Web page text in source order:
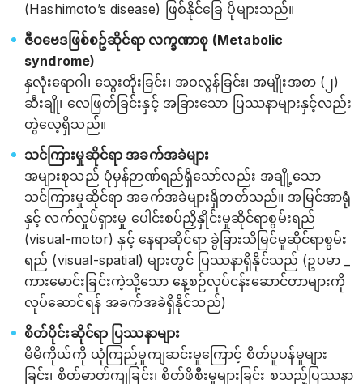
(Hashimoto’s disease) ဖြစ်နိုင်ခြေ ပိုများသည်။
ဇီဝဗေဒဖြစ်စဥ်ဆိုင်ရာ လက္ခဏာစု (Metabolic
syndrome)
နှလုံးရောဂါ၊ သွေးတိုးခြင်း၊ အဝလွန်ခြင်း၊ အမျိုးအစာ (၂)
ဆီးချို၊ လေဖြတ်ခြင်းနှင့် အခြားသော ပြဿနာများနှင့်လည်း
တွဲလေ့ရှိသည်။
သင်ကြားမှုဆိုင်ရာ အခက်အခဲများ
အများစုသည် ပုံမှန်ဉာဏ်ရည်ရှိသော်လည်း အချို့သော
သင်ကြားမှုဆိုင်ရာ အခက်အခဲများရှိတတ်သည်။ အမြင်အာရုံ
နှင့် လက်လှုပ်ရှားမှု ပေါင်းစပ်ညှိနှိုင်းမှုဆိုင်ရာစွမ်းရည်
(visual-motor) နှင့် နေရာဆိုင်ရာ ခွဲခြားသိမြင်မှုဆိုင်ရာစွမ်း
ရည် (visual-spatial) များတွင် ပြဿနာရှိနိုင်သည် (ဥပမာ _
ကားမောင်းခြင်းကဲ့သို့သော နေ့စဉ်လုပ်ငန်းဆောင်တာများကို
လုပ်ဆောင်ရန် အခက်အခဲရှိနိုင်သည်)
စိတ်ပိုင်းဆိုင်ရာ ပြဿနာများ
မိမိကိုယ်ကို ယုံကြည်မှုကျဆင်းမှုကြောင့် စိတ်ပူပန်မှုများ
ခြင်း၊ စိတ်ဓာတ်ကျခြင်း၊ စိတ်ဖိစီးမှုများခြင်း စသည့်ပြဿနာ